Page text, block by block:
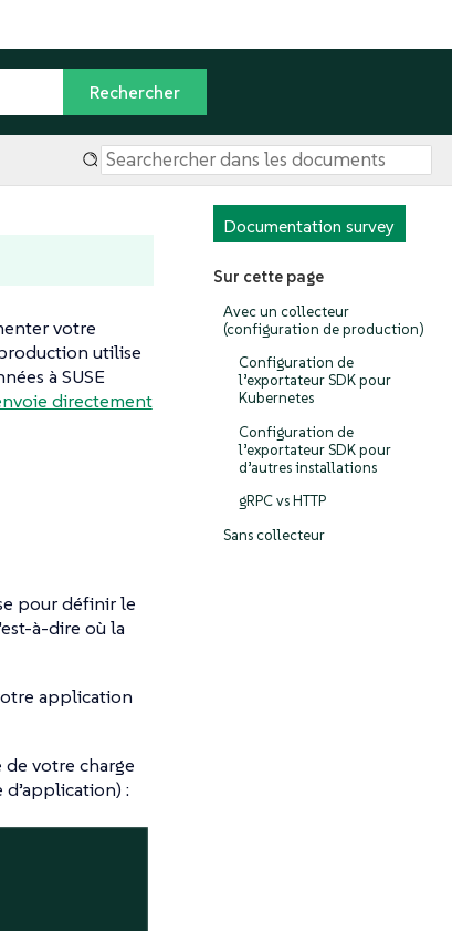
Documentation survey
Sur cette page
Avec un collecteur
(configuration de production)
Configuration de
l’exportateur SDK pour
Kubernetes
Configuration de
l’exportateur SDK pour
d’autres installations
gRPC vs HTTP
Sans collecteur
votre
utilise
à SUSE
directement
pour définir le
à-dire où la
application
de votre charge
: